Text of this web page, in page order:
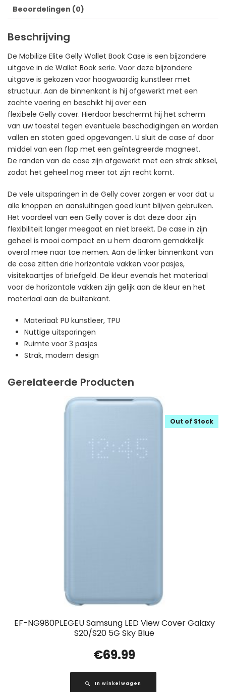
Beoordelingen (0)
Beschrijving
De Mobilize Elite Gelly Wallet Book Case is een bijzondere
uitgave in de Wallet Book serie. Voor deze bijzondere
uitgave is gekozen voor hoogwaardig kunstleer met
structuur. Aan de binnenkant is hij afgewerkt met een
zachte voering en beschikt hij over een
flexibele Gelly cover. Hierdoor beschermt hij het scherm
van uw toestel tegen eventuele beschadigingen en worden
vallen en stoten goed opgevangen. U sluit de case af door
middel van een flap met een geïntegreerde magneet.
De randen van de case zijn afgewerkt met een strak stiksel,
zodat het geheel nog meer tot zijn recht komt.
De vele uitsparingen in de Gelly cover zorgen er voor dat u
alle knoppen en aansluitingen goed kunt blijven gebruiken.
Het voordeel van een Gelly cover is dat deze door zijn
flexibiliteit langer meegaat en niet breekt. De case in zijn
geheel is mooi compact en u hem daarom gemakkelijk
overal mee naar toe nemen. Aan de linker binnenkant van
de case zitten drie horizontale vakken voor pasjes,
visitekaartjes of briefgeld. De kleur evenals het materiaal
voor de horizontale vakken zijn gelijk aan de kleur en het
materiaal aan de buitenkant.
Materiaal: PU kunstleer, TPU
Nuttige uitsparingen
Ruimte voor 3 pasjes
Strak, modern design
Gerelateerde Producten
EF-NG980PLEGEU Samsung LED View Cover Galaxy
S20/S20 5G Sky Blue
Out of Stock
€69.99
In winkelwagen